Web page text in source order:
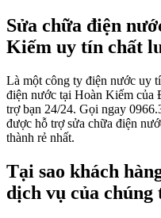
Sửa chữa điện
Kiếm uy tín chất
Là một công ty điện nước uy
điện nước tại Hoàn Kiếm
trợ bạn 24/24. Gọi ngay
được hỗ trợ sửa chữa điện
thành rẻ nhất.
Tại sao khách
dịch vụ của chúng